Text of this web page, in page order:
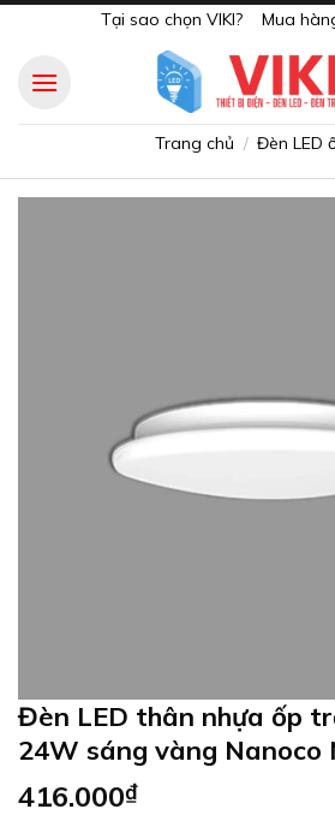
content
Tại sao chọn VIKI? Mua
Trang chủ / Đèn LED
Đèn LED thân nhựa ốp
24W sáng vàng Nanoco
416.000₫